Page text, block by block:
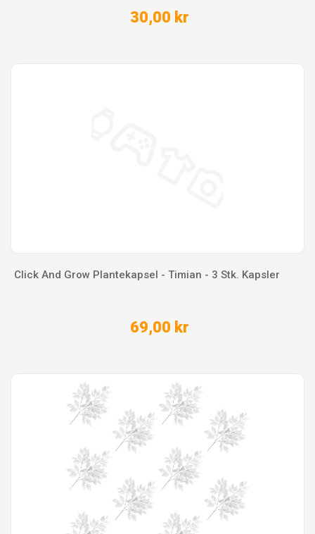
30,00 kr
Click And Grow Plantekapsel - Timian - 3 Stk. Kapsler
69,00 kr